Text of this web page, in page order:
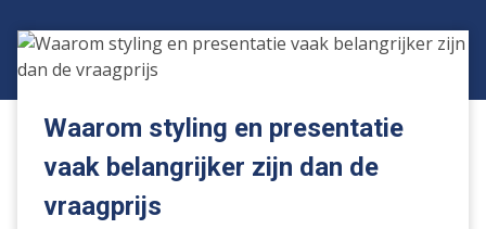
Waarom
styling
en
presentatie
belangrijker
zijn
Waarom styling en presentatie
vaak belangrijker zijn dan de
vraagprijs